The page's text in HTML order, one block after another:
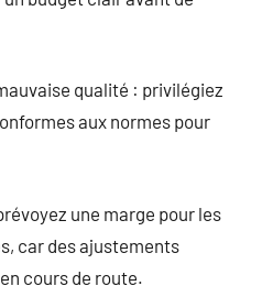
qualité : privilégiez
aux normes pour
une marge pour les
car des ajustements
cours de route.